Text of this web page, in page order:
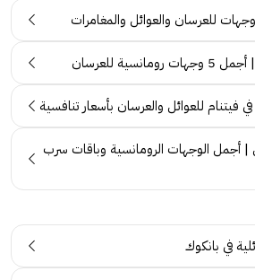
للعرسان
للعوائل والعرسان بأسعار تنافسية
أجمل الوجهات الرومانسية وباقات سرب